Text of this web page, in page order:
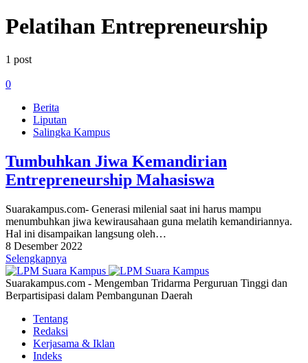
Pelatihan Entrepreneurship
1 post
0
Berita
Liputan
Salingka Kampus
Tumbuhkan Jiwa Kemandirian
Entrepreneurship Mahasiswa
Suarakampus.com- Generasi milenial saat ini harus mampu
menumbuhkan jiwa kewirausahaan guna melatih kemandiriannya.
Hal ini disampaikan langsung oleh…
8 Desember 2022
Selengkapnya
Suarakampus.com - Mengemban Tridarma Perguruan Tinggi dan
Berpartisipasi dalam Pembangunan Daerah
Tentang
Redaksi
Kerjasama & Iklan
Indeks